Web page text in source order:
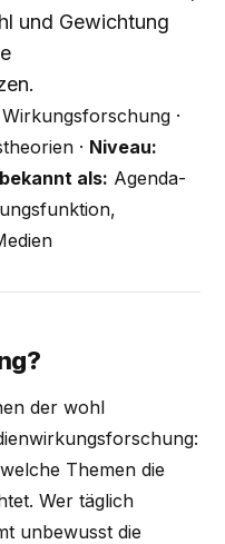
und Gewichtung
·
· Niveau:
als: Agenda-
der wohl
Themen die
Wer täglich
unbewusst die